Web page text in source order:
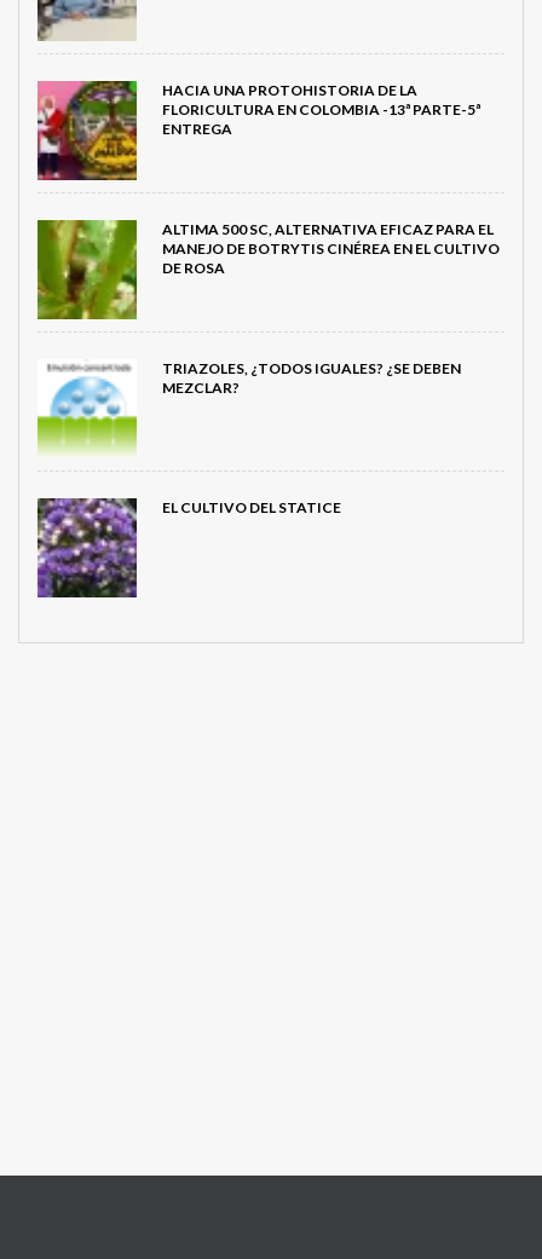
HACIA UNA PROTOHISTORIA DE LA
FLORICULTURA EN COLOMBIA -13ª PARTE-5ª
ENTREGA
ALTIMA 500 SC, ALTERNATIVA EFICAZ PARA EL
MANEJO DE BOTRYTIS CINÉREA EN EL CULTIVO
DE ROSA
TRIAZOLES, ¿TODOS IGUALES? ¿SE DEBEN
MEZCLAR?
EL CULTIVO DEL STATICE